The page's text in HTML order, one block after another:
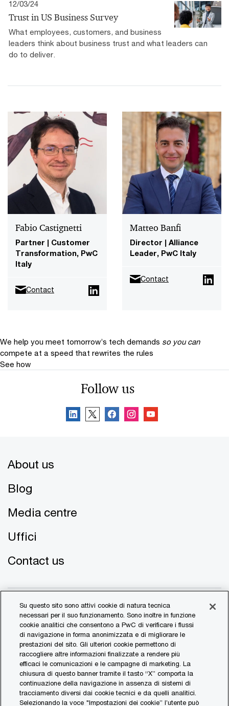
12/03/24
Trust in US Business Survey
What employees, customers, and business
leaders think about business trust and what leaders can
do to deliver.
Fabio Castignetti
Partner | Customer
Transformation, PwC
Italy
Contact
Matteo Banfi
Director | Alliance
Leader, PwC Italy
Contact
We help you meet tomorrow’s tech demands so you can
compete at a speed that rewrites the rules
See how
Follow us
About us
Blog
Media centre
Uffici
Contact us
© 2017 - 2026 PwC. All rights reserved. PwC refers to the
PwC network and/or one or more of its member firms, each
of which is a separate legal entity. Please see
www.pwc.com/structurefor further details.
Transparency Report
Su questo sito sono attivi cookie di natura tecnica
necessari per il suo funzionamento. Sono inoltre in funzione
cookie analitici che consentono a PwC di verificare i flussi
di navigazione in forma anonimizzata e di migliorare le
prestazioni del sito. Gli ulteriori cookie permettono di
raccogliere altre informazioni finalizzate a rendere più
efficaci le comunicazioni e le campagne di marketing. La
chiusura di questo banner tramite il tasto “X” comporta la
continuazione della navigazione in assenza di sistemi di
tracciamento diversi dai cookie tecnici e da quelli analitici.
Selezionando la voce "Impostazioni dei cookie” l’utente può